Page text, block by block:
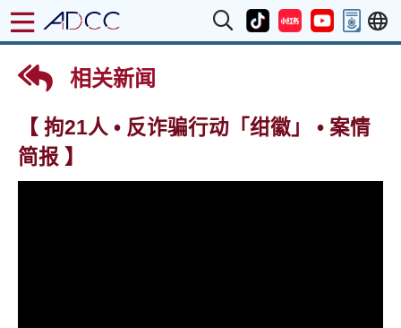
相关新闻
【 拘21人 • 反诈骗行动「绀徽」 • 案情
简报 】